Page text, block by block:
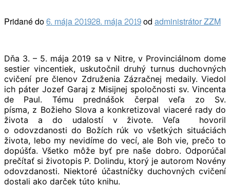
Pridané do6. mája 201928. mája 2019odadministrátor ZZM
Dňa 3. – 5. mája 2019 sa v Nitre, v Provinciálnom dome
sestier vincentiek, uskutočnil druhý turnus duchovných
cvičení pre členov Združenia Zázračnej medaily. Viedol
ich páter Jozef Garaj z Misijnej spoločnosti sv. Vincenta
de Paul. Tému prednášok čerpal veľa zo Sv.
písma, z Božieho Slova a konkretizoval viaceré rady do
života a do udalostí v živote. Veľa hovoril
o odovzdanosti do Božích rúk vo všetkých situáciách
života, lebo my nevidíme do vecí, ale Boh vie, prečo to
dopúšťa. Všetko môže byť pre naše dobro. Odporúčal
prečítať si životopis P. Dolindu, ktorý je autorom Novény
odovzdanosti. Niektoré účastníčky duchovných cvičení
dostali ako darček túto knihu.